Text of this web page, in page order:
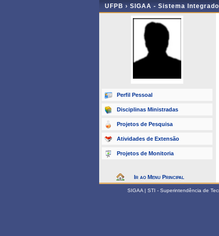
UFPB › SIGAA - Sistema
Perfil Pessoal
Disciplinas Ministradas
Projetos de Pesquisa
Atividades de Extensão
Projetos de Monitoria
Ir ao Menu Principal
SIGAA | STI - Superintendência de